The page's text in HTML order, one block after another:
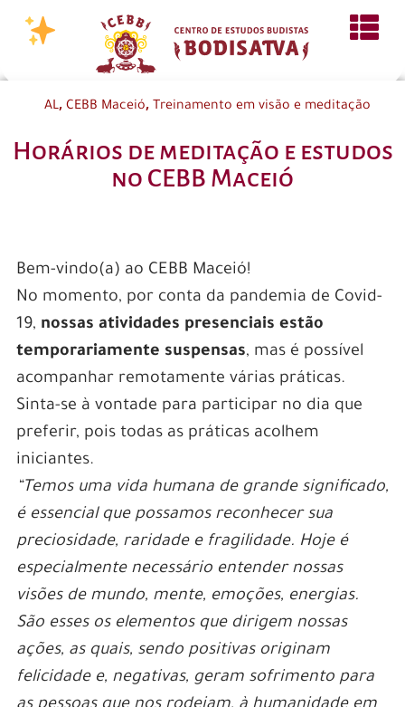
AL, CEBB Maceió, Treinamento em visão e meditação
Horários de meditação e estudos
no CEBB Maceió
Bem-vindo(a) ao CEBB Maceió!
No momento, por conta da pandemia de Covid-
19, nossas atividades presenciais estão
temporariamente suspensas, mas é possível
acompanhar remotamente várias práticas.
Sinta-se à vontade para participar no dia que
preferir, pois todas as práticas acolhem
iniciantes.
“Temos uma vida humana de grande significado,
é essencial que possamos reconhecer sua
preciosidade, raridade e fragilidade. Hoje é
especialmente necessário entender nossas
visões de mundo, mente, emoções, energias.
São esses os elementos que dirigem nossas
ações, as quais, sendo positivas originam
felicidade e, negativas, geram sofrimento para